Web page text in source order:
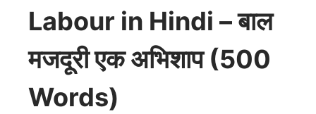
Labour in Hindi – बाल
मजदूरी एक अभिशाप (500
Words)